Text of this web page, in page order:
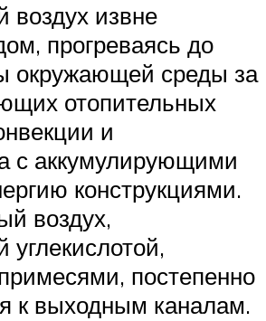
воздух извне
прогреваясь до
окружающей среды за
отопительных
и
с аккумулирующими
конструкциями.
воздух,
постепенно
к выходным каналам.